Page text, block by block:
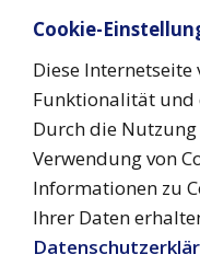
Barrierefreiheit
AGB
Cookie-
Diese
Funktionalität und
Durch die
Verwendung von
Informationen zu
Ihrer Daten